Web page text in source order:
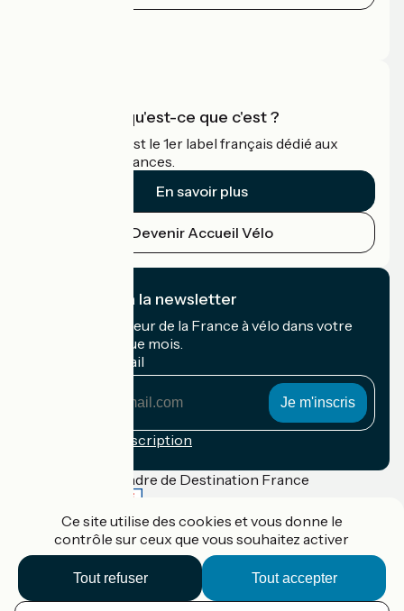
Accueil Vélo qu'est-ce que c'est ?
Accueil Vélo c'est le 1er label français dédié aux
cyclistes en vacances.
En savoir plus
Devenir Accueil Vélo
Je m'abonne à la newsletter
Recevez le meilleur de la France à vélo dans votre
boîte mail chaque mois.
Mon adresse mail
Conditions d'inscription
Financé dans le cadre de Destination France
Accueil Vélo Pro
Mentions légales
Ce site utilise des cookies et vous donne le
contrôle sur ceux que vous souhaitez activer
Tout accepter
Tout refuser